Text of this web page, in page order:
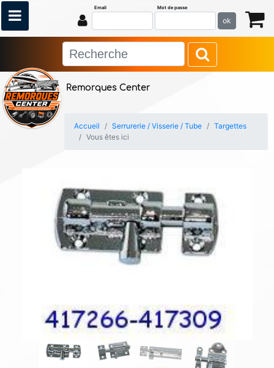
Remorques Center
Email Mot de passe
ok
Accueil Serrurerie / Visserie / Tube
Targettes
Vous êtes ici